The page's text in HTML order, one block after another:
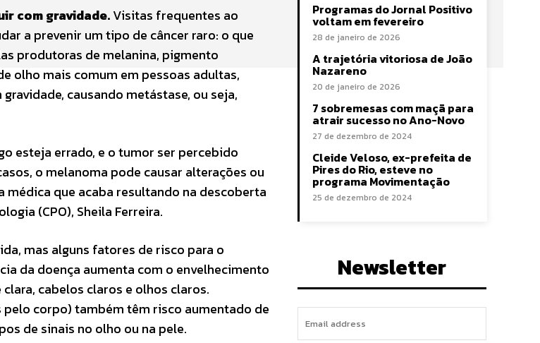
com gravidade.Visitas frequentes ao
a prevenir um tipo de câncer raro: o que
produtoras de melanina, pigmento
olho mais comum em pessoas adultas,
causando metástase, ou seja,
esteja errado, e o tumor ser percebido
o melanoma pode causar alterações ou
que acaba resultando na descoberta
(CPO), Sheila Ferreira.
mas alguns fatores de risco para o
da doença aumenta com o envelhecimento
cabelos claros e olhos claros.
corpo) também têm risco aumentado de
de sinais no olho ou na pele.
Programas do Jornal Positivo
voltam em fevereiro
28 de janeiro de 2026
A trajetória vitoriosa de João
Nazareno
20 de janeiro de 2026
7 sobremesas com maçã para
atrair sucesso no Ano-Novo
27 de dezembro de 2024
Cleide Veloso, ex-prefeita de
Pires do Rio, esteve no
programa Movimentação
25 de dezembro de 2024
Newsletter